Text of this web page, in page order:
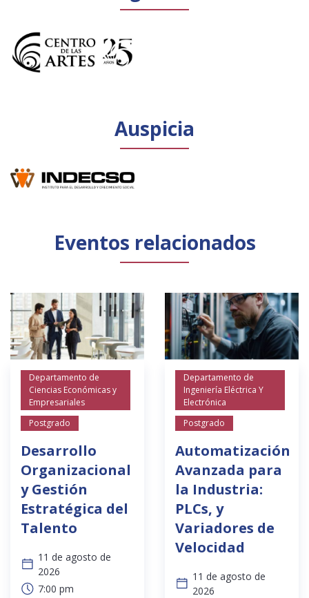
Auspicia
Eventos relacionados
Departamento de
Ciencias Económicas y
Empresariales
Postgrado
Desarrollo
Organizacional
y Gestión
Estratégica del
Talento
11 de agosto de
2026
7:00 pm
Departamento de
Ingeniería Eléctrica Y
Electrónica
Postgrado
Automatización
Avanzada para
la Industria:
PLCs, y
Variadores de
Velocidad
11 de agosto de
2026